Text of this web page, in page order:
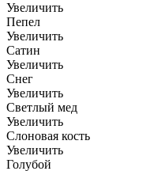
Увеличить
Пепел
Увеличить
Сатин
Увеличить
Снег
Увеличить
Светлый мед
Увеличить
Слоновая кость
Увеличить
Голубой